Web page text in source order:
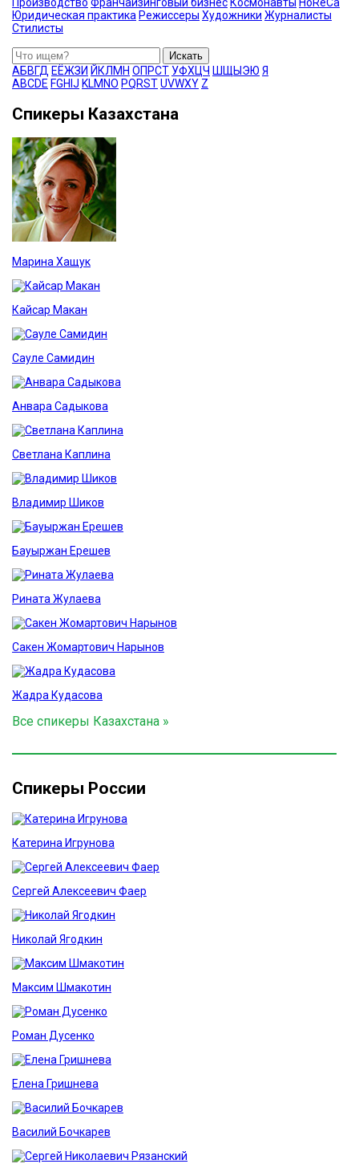
Производство Франчайзинговый бизнес Космонавты HoReCa
Юридическая практика Режиссеры Художники Журналисты
Стилисты
Искать
АБВГД ЕЁЖЗИ Й КЛ М Н ОП РСТ УФХЦЧ Ш ЩЫ ЭЮ Я
ABCDE FGH J KLM NO PQRSTUVWXY Z
Спикеры Казахстана
Марина Хащук
Кайсар Макан
Сауле Самидин
Анвара Садыкова
Светлана Каплина
Владимир Шиков
Бауыржан Ерешев
Рината Жулаева
Сакен Жомартович Нарынов
Жадра Кудасова
Все спикеры Казахстана »
Спикеры России
Катерина Игрунова
Сергей Алексеевич Фаер
Николай Ягодкин
Максим Шмакотин
Роман Дусенко
Елена Гришнева
Василий Бочкарев